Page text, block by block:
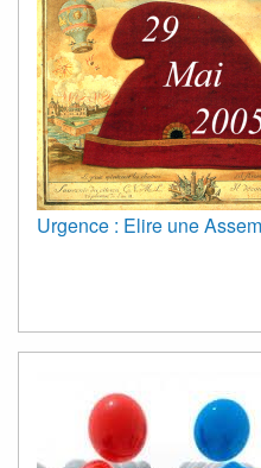
Urgence : Elire une